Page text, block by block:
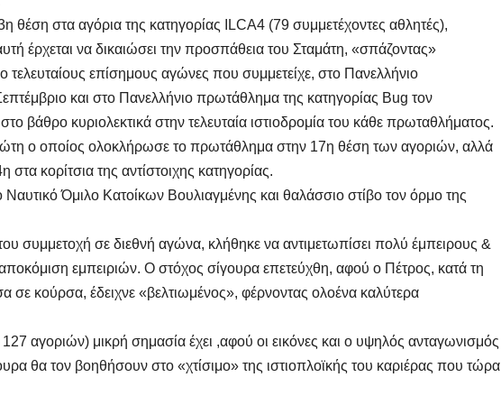
θέση στα αγόρια της κατηγορίας ILCA4 (79 συμμετέχοντες αθλητές),
έρχεται να δικαιώσει την προσπάθεια του Σταμάτη, «σπάζοντας»
τελευταίους επίσημους αγώνες που συμμετείχε, στο Πανελλήνιο
και στο Πανελλήνιο πρωτάθλημα της κατηγορίας Bug τον
βάθρο κυριολεκτικά στην τελευταία ιστιοδρομία του κάθε πρωταθλήματος.
ο οποίος ολοκλήρωσε το πρωτάθλημα στην 17η θέση των αγοριών, αλλά
κορίτσια της αντίστοιχης κατηγορίας.
Όμιλο Κατοίκων Βουλιαγμένης και θαλάσσιο στίβο τον όρμο της
συμμετοχή σε διεθνή αγώνα, κλήθηκε να αντιμετωπίσει πολύ έμπειρους &
εμπειριών. Ο στόχος σίγουρα επετεύχθη, αφού ο Πέτρος, κατά τη
σε κούρσα, έδειχνε «βελτιωμένος», φέρνοντας ολοένα καλύτερα
αγοριών) μικρή σημασία έχει ,αφού οι εικόνες και ο υψηλός ανταγωνισμός
θα τον βοηθήσουν στο «χτίσιμο» της ιστιοπλοϊκής του καριέρας που τώρα